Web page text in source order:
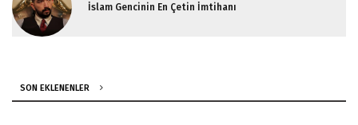
İslam Gencinin En Çetin İmtihanı
SON EKLENENLER